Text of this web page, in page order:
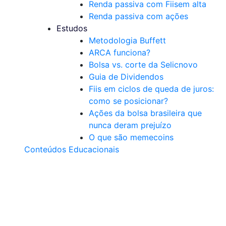
Renda passiva com Fiisem alta
Renda passiva com ações
Estudos
Metodologia Buffett
ARCA funciona?
Bolsa vs. corte da Selicnovo
Guia de Dividendos
Fiis em ciclos de queda de juros:
como se posicionar?
Ações da bolsa brasileira que
nunca deram prejuízo
O que são memecoins
Conteúdos Educacionais